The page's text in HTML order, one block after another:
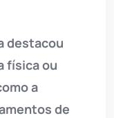
destacou
física ou
a
de